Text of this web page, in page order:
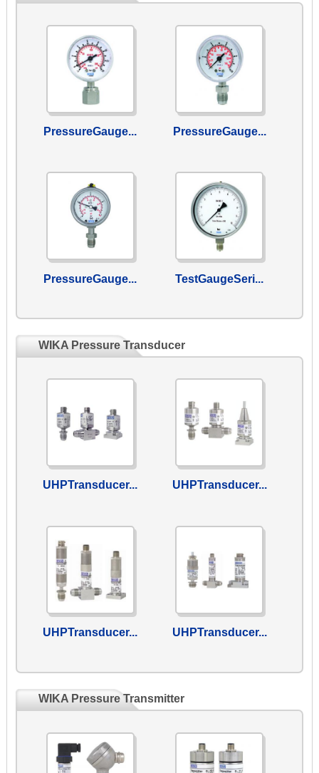
PressureGauge... PressureGauge...
PressureGauge... TestGaugeSeri...
WIKA Pressure Transducer
UHPTransducer... UHPTransducer...
UHPTransducer... UHPTransducer...
WIKA Pressure Transmitter